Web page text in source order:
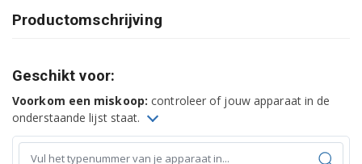
Productomschrijving
Geschikt voor:
Voorkom een miskoop: controleer of jouw apparaat in de
onderstaande lijst staat.